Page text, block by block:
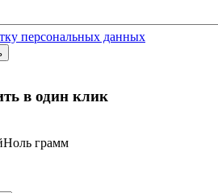
персональных данных
в один клик
грамм